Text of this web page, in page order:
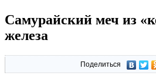
Самурайский меч из
железа
Поделиться